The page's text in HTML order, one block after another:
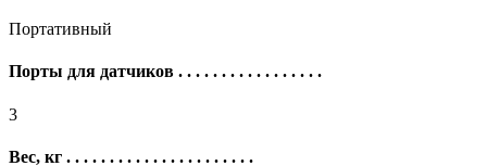
Портативный
Порты для датчиков . . . . . . . . . . . . . . . . .
3
Вес, кг . . . . . . . . . . . . . . . . . . . . . .